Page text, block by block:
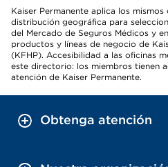
Kaiser Permanente aplica los
distribución geográfica para
del Mercado de Seguros Médicos y
productos y líneas de negocio de
(KFHP). Accesibilidad a las oficinas
este directorio: los miembros tienen
atención de Kaiser Permanente.
Obtenga atención